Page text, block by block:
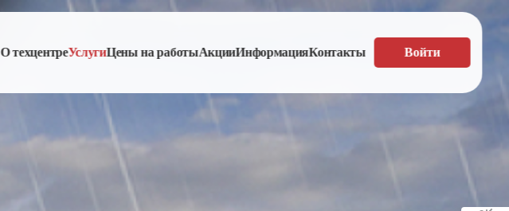
О техцентреУслугиЦены на работыАкцииИнформацияКонтакты Войти